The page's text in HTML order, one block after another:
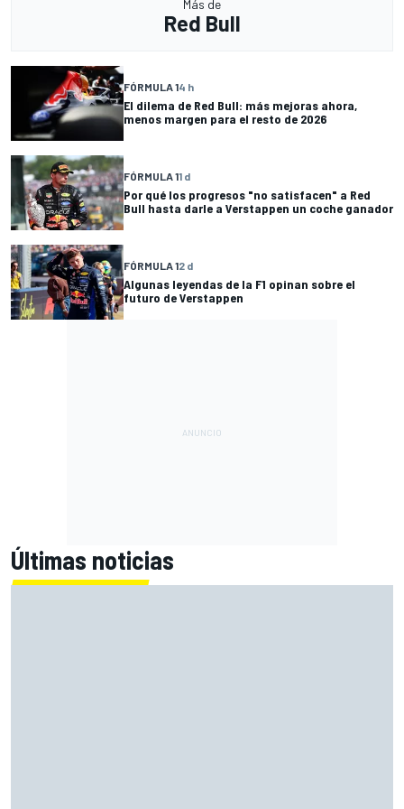
Más de
Red Bull
FÓRMULA 14 h
El dilema de Red Bull: más mejoras ahora,
menos margen para el resto de 2026
FÓRMULA 11 d
Por qué los progresos "no satisfacen" a Red
Bull hasta darle a Verstappen un coche ganador
FÓRMULA 12 d
Algunas leyendas de la F1 opinan sobre el
futuro de Verstappen
Últimas noticias